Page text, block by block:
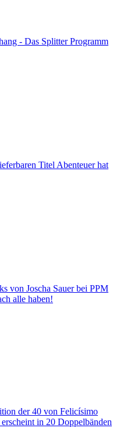
- Das Splitter Programm
Titel Abenteuer hat
von Joscha Sauer bei PPM
alle haben!
der 40 von Felicísimo
in 20 Doppelbänden